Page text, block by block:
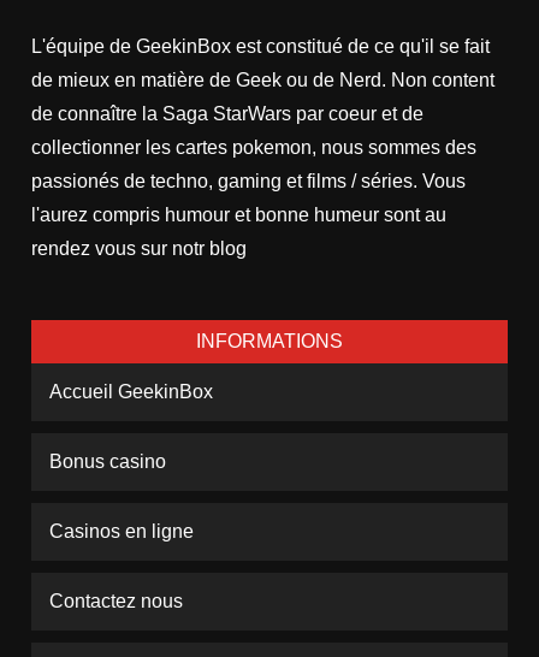
L'équipe de GeekinBox est constitué de ce qu'il se fait
de mieux en matière de Geek ou de Nerd. Non content
de connaître la Saga StarWars par coeur et de
collectionner les cartes pokemon, nous sommes des
passionés de techno, gaming et films / séries. Vous
l'aurez compris humour et bonne humeur sont au
rendez vous sur notr blog
INFORMATIONS
Accueil GeekinBox
Bonus casino
Casinos en ligne
Contactez nous